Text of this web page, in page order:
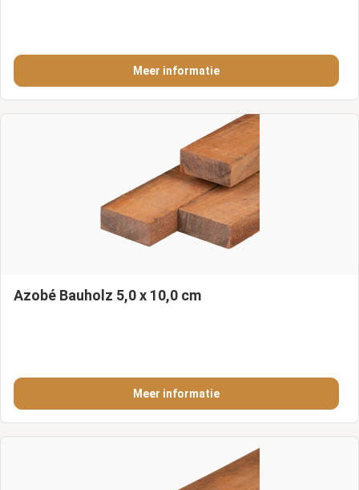
Meer informatie
Azobé Bauholz 5,0 x 10,0 cm
Meer informatie